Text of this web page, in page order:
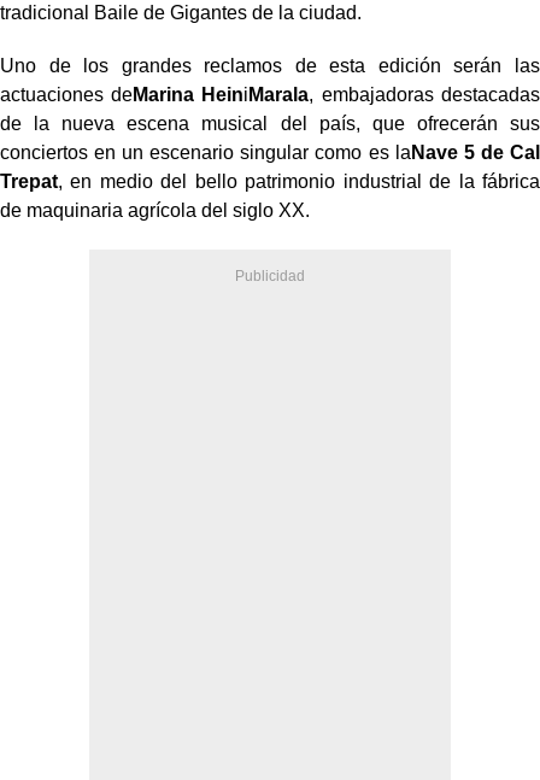
tradicional Baile de Gigantes de la ciudad.
Uno de los grandes reclamos de esta edición serán las
actuaciones deMarina Heini Marala, embajadoras destacadas
de la nueva escena musical del país, que ofrecerán sus
conciertos en un escenario singular como es la Nave 5 de Cal
Trepat, en medio del bello patrimonio industrial de la fábrica
de maquinaria agrícola del siglo XX.